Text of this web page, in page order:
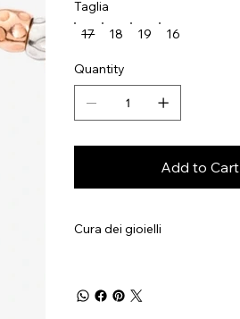
17 18 19 16
Taglia
Quantity
Add to Cart
Cura dei gioielli